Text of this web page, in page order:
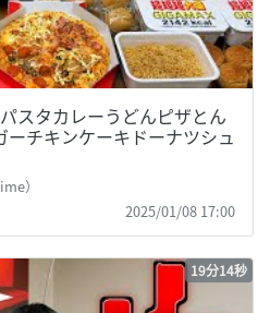
スタカレーうどんピザとん
チキンケーキドーナツシュ
）
2025/01/08 17:00
19分14秒